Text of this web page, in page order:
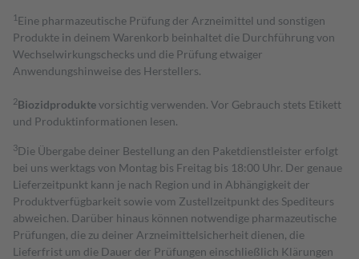
1 Eine pharmazeutische Prüfung der Arzneimittel und sonstigen
Produkte in deinem Warenkorb beinhaltet die Durchführung von
Wechselwirkungschecks und die Prüfung etwaiger
Anwendungshinweise des Herstellers.
2Biozidproduktevorsichtig verwenden. Vor Gebrauch stets Etikett
und Produktinformationen lesen.
3Die Übergabe deiner Bestellung an den Paketdienstleister erfolgt
bei uns werktags von Montag bis Freitag bis 18:00 Uhr. Der genaue
Lieferzeitpunkt kann je nach Region und in Abhängigkeit der
Produktverfügbarkeit sowie vom Zustellzeitpunkt des Spediteurs
abweichen. Darüber hinaus können notwendige pharmazeutische
Prüfungen, die zu deiner Arzneimittelsicherheit dienen, die
Lieferfrist um die Dauer der Prüfungen einschließlich Klärungen